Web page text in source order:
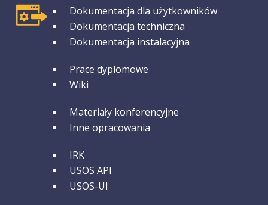
GRUPA 1Dokumentacja dla użytkowników
Dokumentacja techniczna
Dokumentacja instalacyjna
GRUPA 2Prace dyplomowe
Wiki
GRUPA 3Materiały konferencyjne
Inne opracowania
GRUPA 4
IRK
USOS API
USOS-UI